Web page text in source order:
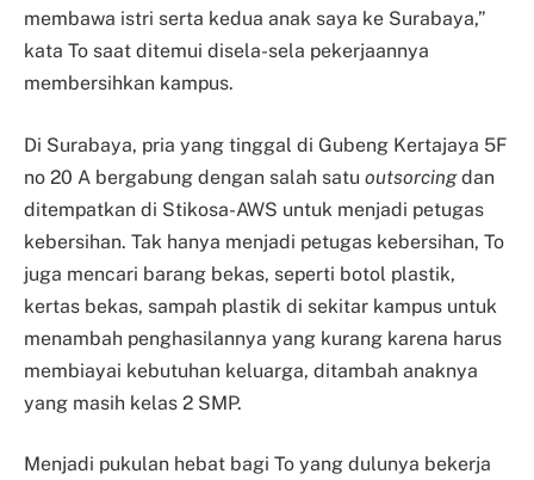
membawa istri serta kedua anak saya ke Surabaya,”
kata To saat ditemui disela-sela pekerjaannya
membersihkan kampus.
Di Surabaya, pria yang tinggal di Gubeng Kertajaya 5F
no 20 A bergabung dengan salah satu outsorcingdan
ditempatkan di Stikosa-AWS untuk menjadi petugas
kebersihan. Tak hanya menjadi petugas kebersihan, To
juga mencari barang bekas, seperti botol plastik,
kertas bekas, sampah plastik di sekitar kampus untuk
menambah penghasilannya yang kurang karena harus
membiayai kebutuhan keluarga, ditambah anaknya
yang masih kelas 2 SMP.
Menjadi pukulan hebat bagi To yang dulunya bekerja